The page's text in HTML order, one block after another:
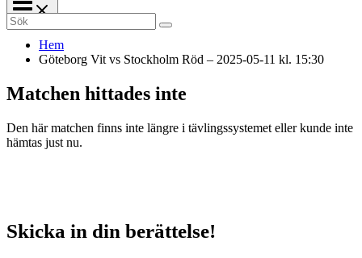
Search
for:
Hem
Göteborg Vit vs Stockholm Röd – 2025-05-11 kl. 15:30
Matchen hittades inte
Den här matchen finns inte längre i tävlingssystemet eller kunde inte
hämtas just nu.
Skicka in din berättelse!